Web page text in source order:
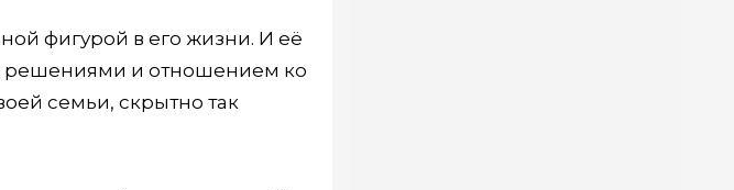
фигурой в его жизни. И её
решениями и отношением ко
семьи, скрытно так